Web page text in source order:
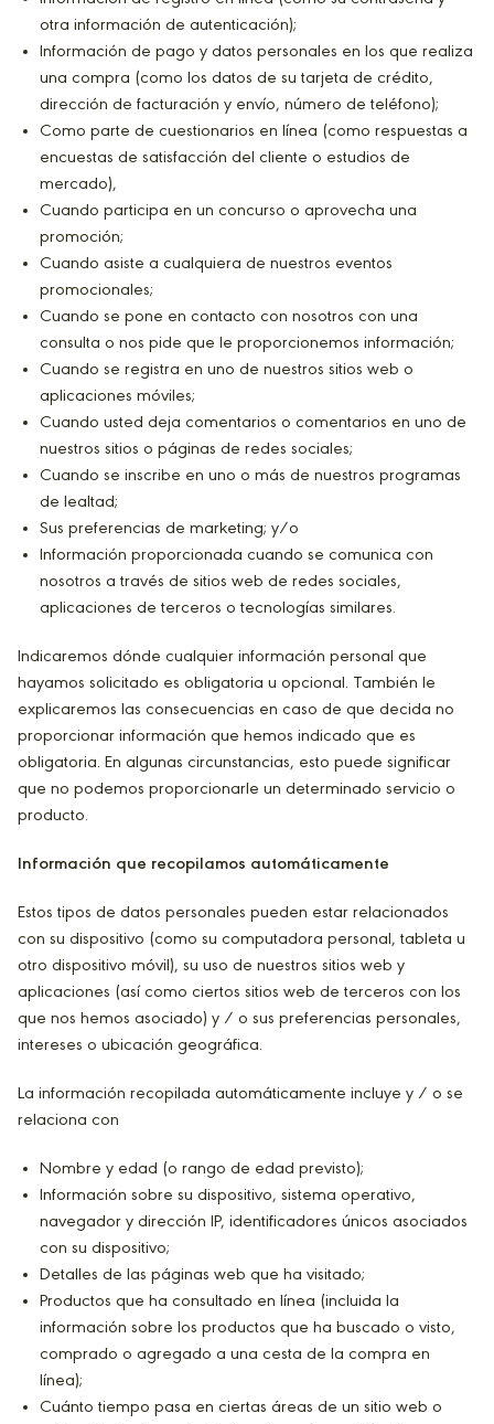
otra información de autenticación);
Información de pago y datos personales en los que realiza
una compra (como los datos de su tarjeta de crédito,
dirección de facturación y envío, número de teléfono);
Como parte de cuestionarios en línea (como respuestas a
encuestas de satisfacción del cliente o estudios de
mercado),
Cuando participa en un concurso o aprovecha una
promoción;
Cuando asiste a cualquiera de nuestros eventos
promocionales;
Cuando se pone en contacto con nosotros con una
consulta o nos pide que le proporcionemos información;
Cuando se registra en uno de nuestros sitios web o
aplicaciones móviles;
Cuando usted deja comentarios o comentarios en uno de
nuestros sitios o páginas de redes sociales;
Cuando se inscribe en uno o más de nuestros programas
de lealtad;
Sus preferencias de marketing; y/o
Información proporcionada cuando se comunica con
nosotros a través de sitios web de redes sociales,
aplicaciones de terceros o tecnologías similares.
Indicaremos dónde cualquier información personal que
hayamos solicitado es obligatoria u opcional. También le
explicaremos las consecuencias en caso de que decida no
proporcionar información que hemos indicado que es
obligatoria. En algunas circunstancias, esto puede significar
que no podemos proporcionarle un determinado servicio o
producto.
Información que recopilamos automáticamente
Estos tipos de datos personales pueden estar relacionados
con su dispositivo (como su computadora personal, tableta u
otro dispositivo móvil), su uso de nuestros sitios web y
aplicaciones (así como ciertos sitios web de terceros con los
que nos hemos asociado) y / o sus preferencias personales,
intereses o ubicación geográfica.
La información recopilada automáticamente incluye y / o se
relaciona con
Nombre y edad (o rango de edad previsto);
Información sobre su dispositivo, sistema operativo,
navegador y dirección IP, identificadores únicos asociados
con su dispositivo;
Detalles de las páginas web que ha visitado;
Productos que ha consultado en línea (incluida la
información sobre los productos que ha buscado o visto,
comprado o agregado a una cesta de la compra en
línea);
Cuánto tiempo pasa en ciertas áreas de un sitio web o